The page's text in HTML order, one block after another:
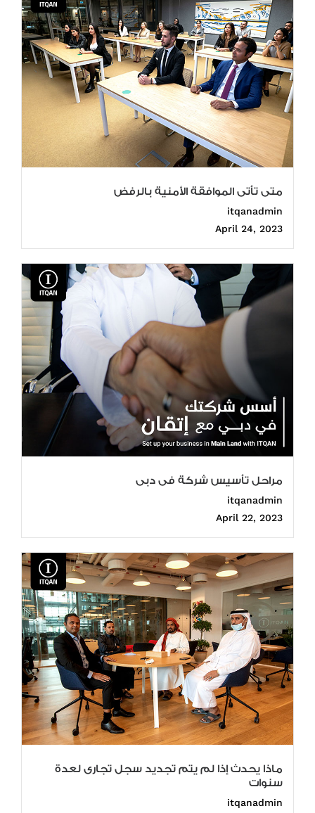
متى تأتى الموافقة الأمنية بالرفض
itqanadmin
April 24, 2023
مراحل تأسيس شركة فى دبى
itqanadmin
April 22, 2023
ماذا يحدث إذا لم يتم تجديد سجل تجارى لعدة
سنوات
itqanadmin